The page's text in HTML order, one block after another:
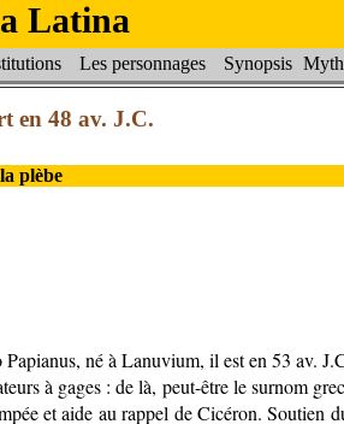
Latina
Les personnages Synopsis
en 48 av. J.C.
plèbe
né à Lanuvium, il est en 53 av.
à gages : de là, peut-être le surnom
et aide au rappel de Cicéron. Soutien